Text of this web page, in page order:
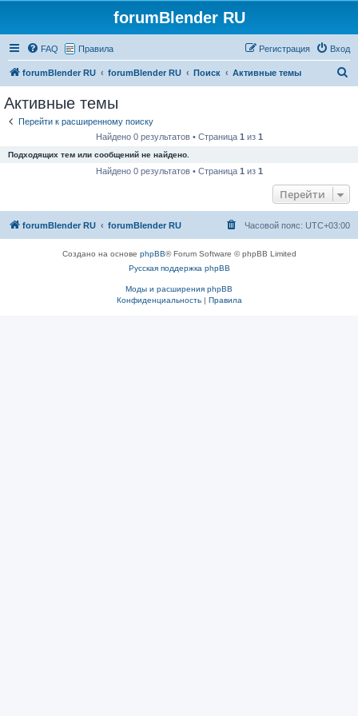
forumBlender RU
FAQ Правила Вход
Регистрация
forumBlender RU forumBlender RU Поиск Активные темы
Активные темы
Перейти к расширенному поиску
Найдено 0 результатов • Страница 1 из 1
Подходящих тем или сообщений не найдено.
Найдено 0 результатов • Страница 1 из 1
Перейти
forumBlender RU forumBlender RU Часовой пояс: UTC+03:00
Создано на основе phpBB® Forum Software © phpBB Limited
Русская поддержка phpBB
Моды и расширения phpBB
Конфиденциальность| Правила